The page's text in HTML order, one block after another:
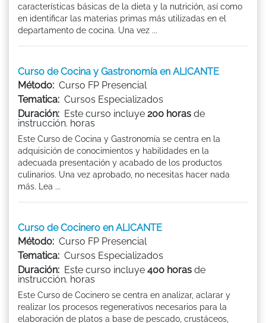
características básicas de la dieta y la nutrición, así como
en identificar las materias primas más utilizadas en el
departamento de cocina. Una vez ...
Curso de Cocina y Gastronomía en ALICANTE
Método: Curso FP Presencial
Tematica: Cursos Especializados
Duración: Este curso incluye 200 horas de
instrucción. horas
Este Curso de Cocina y Gastronomía se centra en la
adquisición de conocimientos y habilidades en la
adecuada presentación y acabado de los productos
culinarios. Una vez aprobado, no necesitas hacer nada
más. Lea ...
Curso de Cocinero en ALICANTE
Método: Curso FP Presencial
Tematica: Cursos Especializados
Duración: Este curso incluye 400 horas de
instrucción. horas
Este Curso de Cocinero se centra en analizar, aclarar y
realizar los procesos regenerativos necesarios para la
elaboración de platos a base de pescado, crustáceos,